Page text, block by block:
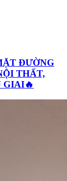
ĐƯỜNG
THẤT,
GIAI🔥